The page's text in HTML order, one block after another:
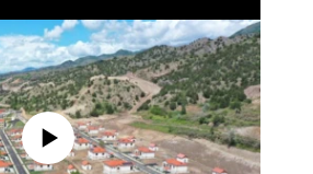
currently available